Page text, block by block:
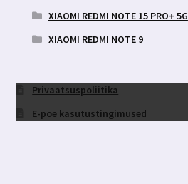
XIAOMI REDMI NOTE 15 PRO+ 5G
XIAOMI REDMI NOTE 9
Privaatsuspoliitika
E-poe kasutustingimused